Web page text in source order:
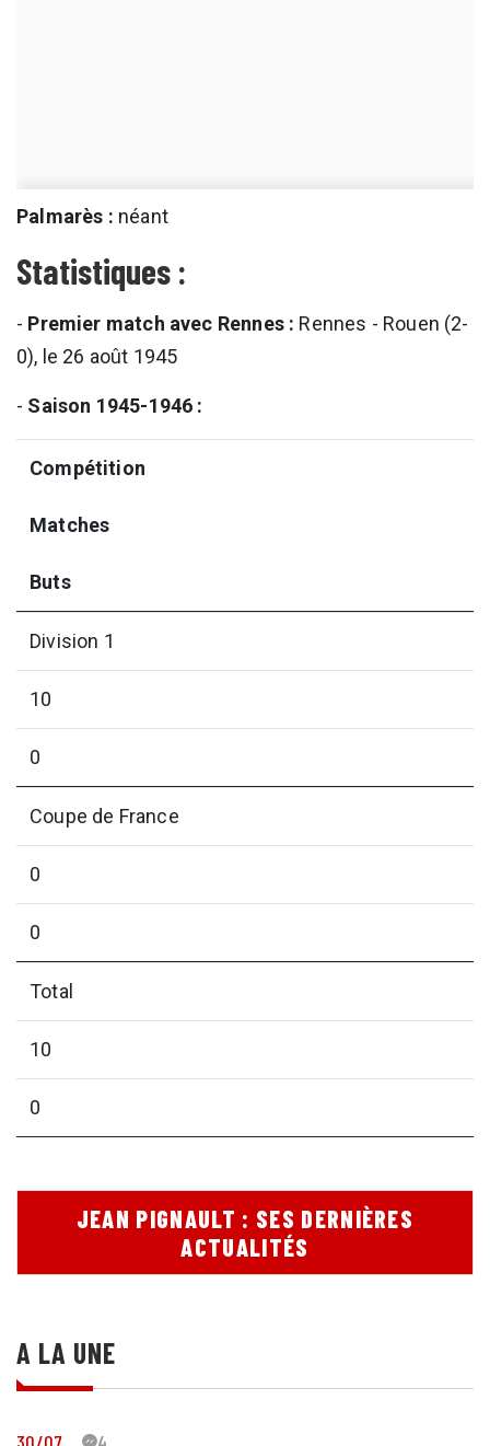
Palmarès : néant
Statistiques :
- Premier match avec Rennes : Rennes - Rouen (2-
0), le 26 août 1945
- Saison 1945-1946 :
Compétition
Matches
Buts
Division 1
10
0
Coupe de France
0
0
Total
10
0
JEAN PIGNAULT : SES DERNIÈRES
ACTUALITÉS
A LA UNE